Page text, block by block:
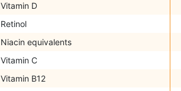
Vitamin D
Retinol
Niacin equivalents
Vitamin C
Vitamin B12